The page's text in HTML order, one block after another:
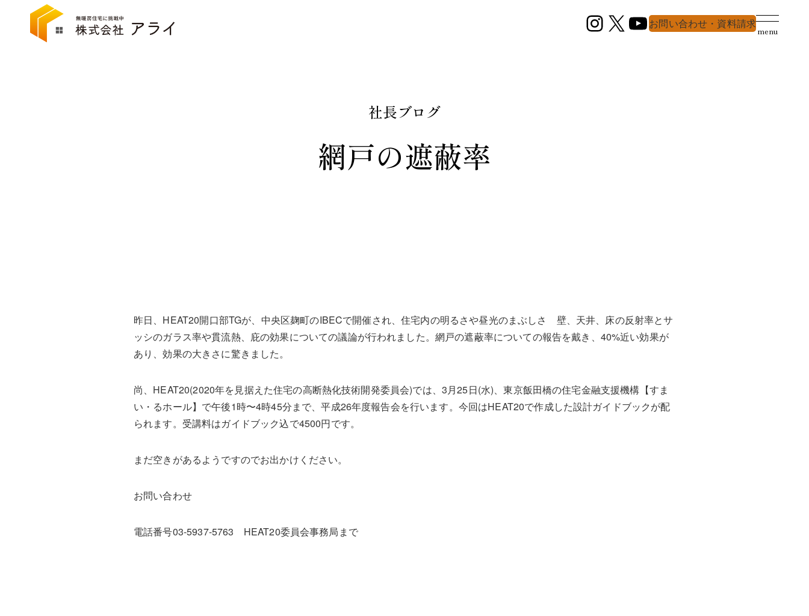
Instagram
X YouTube
お問い合わせ・資料請求
menu
社長ブログ
網戸の遮蔽率
昨日、HEAT20開口部TGが、中央区麹町のIBECで開催され、住宅内の明るさや昼光のまぶしさ 壁、天井、床の反射率とサ
ッシのガラス率や貫流熱、庇の効果についての議論が行われました。網戸の遮蔽率についての報告を戴き、40%近い効果が
あり、効果の大きさに驚きました。
尚、HEAT20(2020年を見据えた住宅の高断熱化技術開発委員会)では、3月25日(水)、東京飯田橋の住宅金融支援機構【すま
い・るホール】で午後1時〜4時45分まで、平成26年度報告会を行います。今回はHEAT20で作成した設計ガイドブックが配
られます。受講料はガイドブック込で4500円です。
まだ空きがあるようですのでお出かけください。
お問い合わせ
電話番号03-5937-5763 HEAT20委員会事務局まで